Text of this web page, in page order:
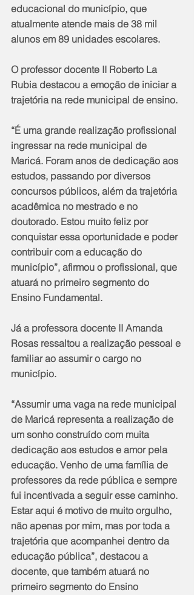
educacional do município, que
atualmente atende mais de 38 mil
alunos em 89 unidades escolares.
O professor docente II Roberto La
Rubia destacou a emoção de iniciar a
trajetória na rede municipal de ensino.
“É uma grande realização profissional
ingressar na rede municipal de
Maricá. Foram anos de dedicação aos
estudos, passando por diversos
concursos públicos, além da trajetória
acadêmica no mestrado e no
doutorado. Estou muito feliz por
conquistar essa oportunidade e poder
contribuir com a educação do
município”, afirmou o profissional, que
atuará no primeiro segmento do
Ensino Fundamental.
Já a professora docente II Amanda
Rosas ressaltou a realização pessoal e
familiar ao assumir o cargo no
município.
“Assumir uma vaga na rede municipal
de Maricá representa a realização de
um sonho construído com muita
dedicação aos estudos e amor pela
educação. Venho de uma família de
professores da rede pública e sempre
fui incentivada a seguir esse caminho.
Estar aqui é motivo de muito orgulho,
não apenas por mim, mas por toda a
trajetória que acompanhei dentro da
educação pública”, destacou a
docente, que também atuará no
primeiro segmento do Ensino